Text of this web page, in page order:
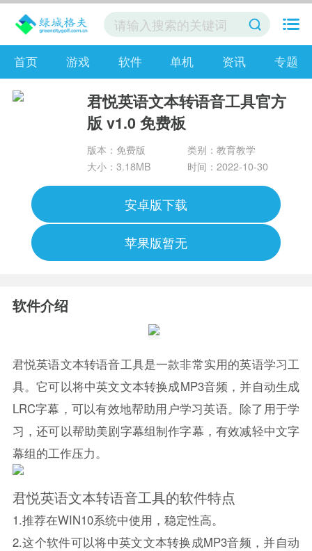
首页 游戏 软件 单机 资讯 专题
君悦英语文本转语音工具官方
版 v1.0 免费板
版本：免费版
类别：教育教学
大小：3.18MB
时间：2022-10-30
安卓版下载
苹果版暂无
软件介绍
君悦英语文本转语音工具是一款非常实用的英语学习工
具。它可以将中英文文本转换成MP3音频，并自动生成
LRC字幕，可以有效地帮助用户学习英语。除了用于学
习，还可以帮助美剧字幕组制作字幕，有效减轻中文字
幕组的工作压力。
君悦英语文本转语音工具的软件特点
1.推荐在WIN10系统中使用，稳定性高。
2.这个软件可以将中英文文本转换成MP3音频，并自动